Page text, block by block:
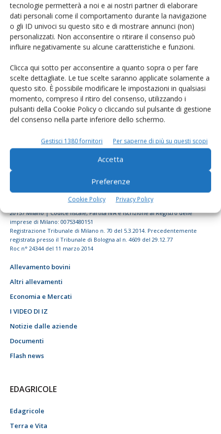
tecnologie permetterà a noi e ai nostri partner di elaborare
dati personali come il comportamento durante la navigazione
o gli ID univoci su questo sito e di mostrare annunci (non)
personalizzati. Non acconsentire o ritirare il consenso può
influire negativamente su alcune caratteristiche e funzioni.
Clicca qui sotto per acconsentire a quanto sopra o per fare
scelte dettagliate. Le tue scelte saranno applicate solamente a
questo sito. È possibile modificare le impostazioni in qualsiasi
momento, compreso il ritiro del consenso, utilizzando i
pulsanti della Cookie Policy o cliccando sul pulsante di gestione
del consenso nella parte inferiore dello schermo.
Gestisci 1380 fornitori Per saperne di più su questi scopi
Accetta
Preferenze
Cookie Policy Privacy Policy
Rimani aggiornato sul mondo
dell’agricoltura
© Tecniche Nuove Spa. Tutti i diritti riservati. Sede legale Via Eritrea 21 -
20157 Milano | Codice fiscale, Partita IVA e Iscrizione al Registro delle
imprese di Milano: 00753480151
Registrazione Tribunale di Milano n. 70 del 5.3.2014. Precedentemente
registrata presso il Tribunale di Bologna al n. 4609 del 29.12.77
Roc n° 24344 del 11 marzo 2014
Allevamento bovini
Altri allevamenti
Economia e Mercati
I VIDEO DI IZ
Notizie dalle aziende
Documenti
Flash news
EDAGRICOLE
Edagricole
Terra e Vita